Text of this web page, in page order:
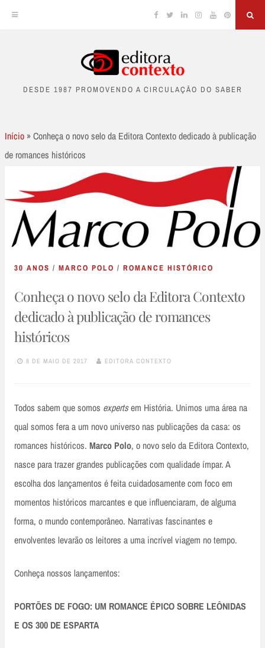
content
Facebook
TwitterLinkedinInstagram
YouTubePinterest
DESDE 1987 PROMOVENDO A CIRCULAÇÃO DO SABER
Início »Conheça o novo selo da Editora Contexto dedicado à publicação
de romances históricos
30 ANOS / MARCO POLO / ROMANCE HISTÓRICO
Conheça o novo selo da Editora Contexto
dedicado à publicação de romances
históricos
8 DE MAIO DE 2017 EDITORA CONTEXTO
Todos sabem que somos expertsem História. Unimos uma área na
qual somos fera a um novo universo nas publicações da casa: os
romances históricos. Marco Polo, o novo selo da Editora Contexto,
nasce para trazer grandes publicações com qualidade ímpar. A
escolha dos lançamentos é feita cuidadosamente com foco em
momentos históricos marcantes e que influenciaram, de alguma
forma, o mundo contemporâneo. Narrativas fascinantes e
envolventes levarão os leitores a uma incrível viagem no tempo.
Conheça nossos lançamentos:
PORTÕES DE FOGO: UM ROMANCE ÉPICO SOBRE LEÔNIDAS
E OS 300 DE ESPARTA